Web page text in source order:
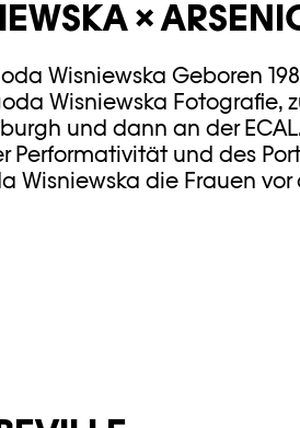
×
Wisniewska Geboren
Wisniewska Fotografie,
und dann an der
Performativität und des
Wisniewska die Frauen